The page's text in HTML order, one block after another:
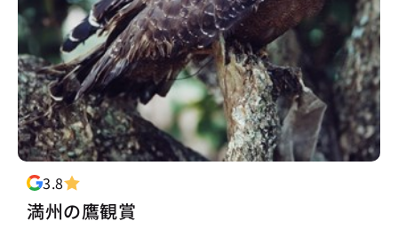
3.8
満州の鷹観賞